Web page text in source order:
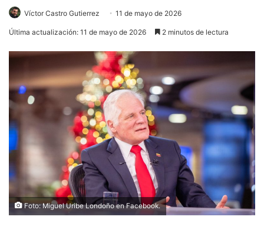
Víctor Castro Gutierrez 11 de mayo de 2026
Última actualización: 11 de mayo de 2026 2 minutos de lectura
Foto: Miguel Uribe Londoño en Facebook.